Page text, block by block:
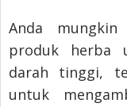
Anda
produk herba
darah tinggi,
untuk